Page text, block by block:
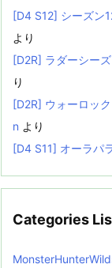
[D4 S12] シーズン
より
[D2R] ラダーシー
り
[D2R] ウォーロッ
n より
[D4 S11] オーラパ
Categories